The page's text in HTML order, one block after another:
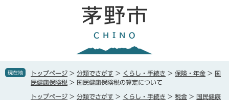
で
ば現在地 トップページ > 分類でさがす > くらし・手続き > 保険・年金 > 国
民健康保険税 > 国民健康保険税の算定について
トップページ > 分類でさがす > くらし・手続き > 税金 > 国民健康